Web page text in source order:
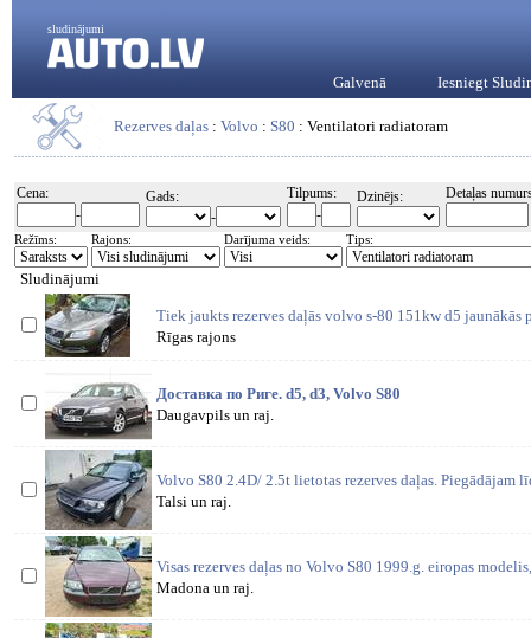
sludinājumi
Galvenā Iesniegt
Rezerves daļas : Volvo : S80 : Ventilatori radiatoram
Cena:
-
Gads:
-
Tilpums:
-
Dzinējs: Detaļas
Režīms: Rajons: Darījuma veids: Tips:
Sludinājumi
Tiek jaukts rezerves daļās volvo s-80 151kw d5 jaunākās
Rīgas rajons
Доставка по Риге. d5, d3, Volvo S80
Daugavpils un raj.
Volvo S80 2.4D/ 2.5t lietotas rezerves daļas. Piegādājam
Talsi un raj.
Visas rezerves daļas no Volvo S80 1999.g. eiropas
Madona un raj.